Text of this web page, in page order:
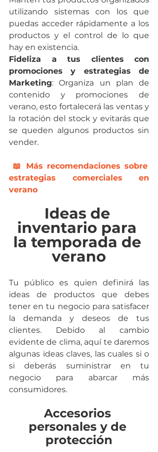
utilizando sistemas con los que
puedas acceder rápidamente a los
productos y el control de lo que
hay en existencia.
Fideliza a tus clientes con
promociones y estrategias de
Marketing: Organiza un plan de
contenido y promociones de
verano, esto fortalecerá las ventas y
la rotación del stock y evitarás que
se queden algunos productos sin
vender.
📖 Más recomendaciones sobre
estrategias comerciales en
verano
Ideas de
inventario para
la temporada de
verano
Tu público es quien definirá las
ideas de productos que debes
tener en tu negocio para satisfacer
la demanda y deseos de tus
clientes. Debido al cambio
evidente de clima, aquí te daremos
algunas ideas claves, las cuales si o
si deberás suministrar en tu
negocio para abarcar más
consumidores.
Accesorios
personales y de
protección